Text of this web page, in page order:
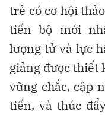
trẻ có cơ hội
tiến bộ mới
lượng tử và lực
giảng được thiết
vững chắc, cập
tiến, và thúc